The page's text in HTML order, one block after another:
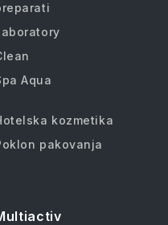
Aqua
kozmetika
pakovanja